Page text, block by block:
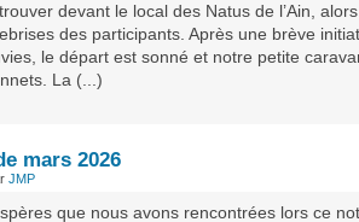
devant le local des Natus de l’Ain,
des participants. Après une brève
le départ est sonné et notre petite
La (...)
mars 2026
JMP
que nous avons rencontrées lors ce